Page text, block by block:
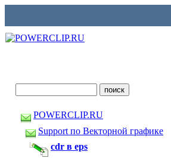
POWERCLIP.RU
Support по Векторной графике
cdr в eps